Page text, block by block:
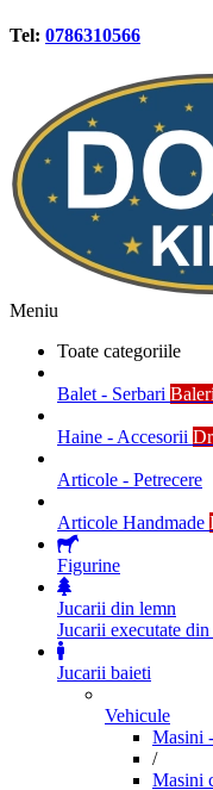
Tel: 0786310566
Meniu
Toate categoriile
Balet - Serbari
Haine - Accesorii
Articole - Petrecere
Articole Handmade
Figurine
Jucarii din lemn
Jucarii executate
Jucarii baieti
Vehicule
Masini
/
Masini